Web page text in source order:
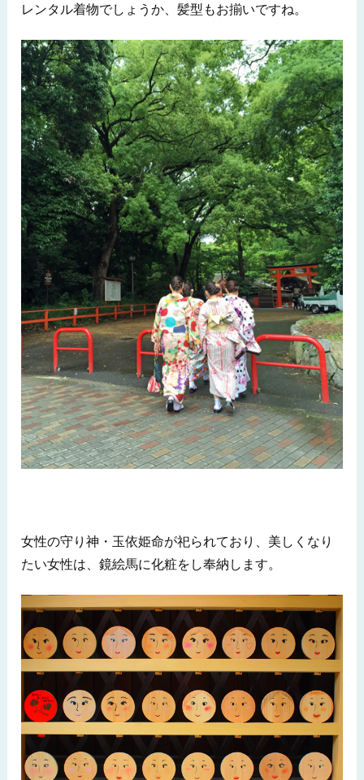
レンタル着物でしょうか、髪型もお揃いですね。
女性の守り神・玉依姫命が祀られており、美しくなり
たい女性は、鏡絵馬に化粧をし奉納します。